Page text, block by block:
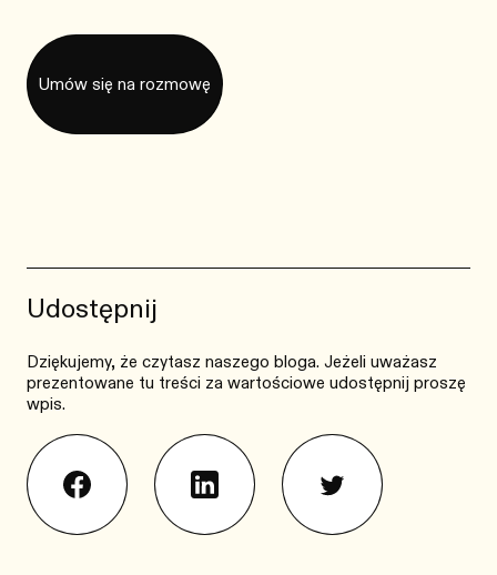
Umów się na rozmowę
Udostępnij
Dziękujemy, że czytasz naszego bloga. Jeżeli uważasz
prezentowane tu treści za wartościowe udostępnij proszę
wpis.